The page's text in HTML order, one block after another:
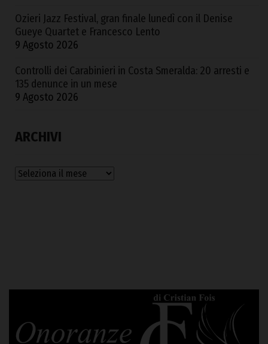
Ozieri Jazz Festival, gran finale lunedì con il Denise
Gueye Quartet e Francesco Lento
9 Agosto 2026
Controlli dei Carabinieri in Costa Smeralda: 20 arresti e
135 denunce in un mese
9 Agosto 2026
ARCHIVI
Archivi